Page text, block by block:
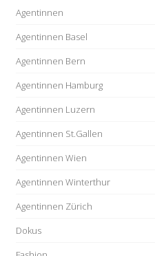
Agentinnen
Agentinnen Basel
Agentinnen Bern
Agentinnen Hamburg
Agentinnen Luzern
Agentinnen St.Gallen
Agentinnen Wien
Agentinnen Winterthur
Agentinnen Zürich
Dokus